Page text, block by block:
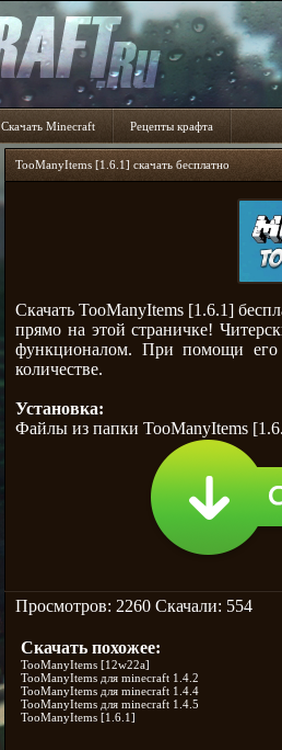
Скачать Minecraft Рецепты крафта
TooManyItems [1.6.1] скачать бесплатно
Скачать TooManyItems [1.6.1]
прямо на этой страничке!
функционалом. При помощи
количестве.
Установка:
Файлы из папки TooManyItems
Просмотров: 2260 Скачали: 554
Скачать похожее:
TooManyItems [12w22a]
TooManyItems для minecraft 1.4.2
TooManyItems для minecraft 1.4.4
TooManyItems для minecraft 1.4.5
TooManyItems [1.6.1]